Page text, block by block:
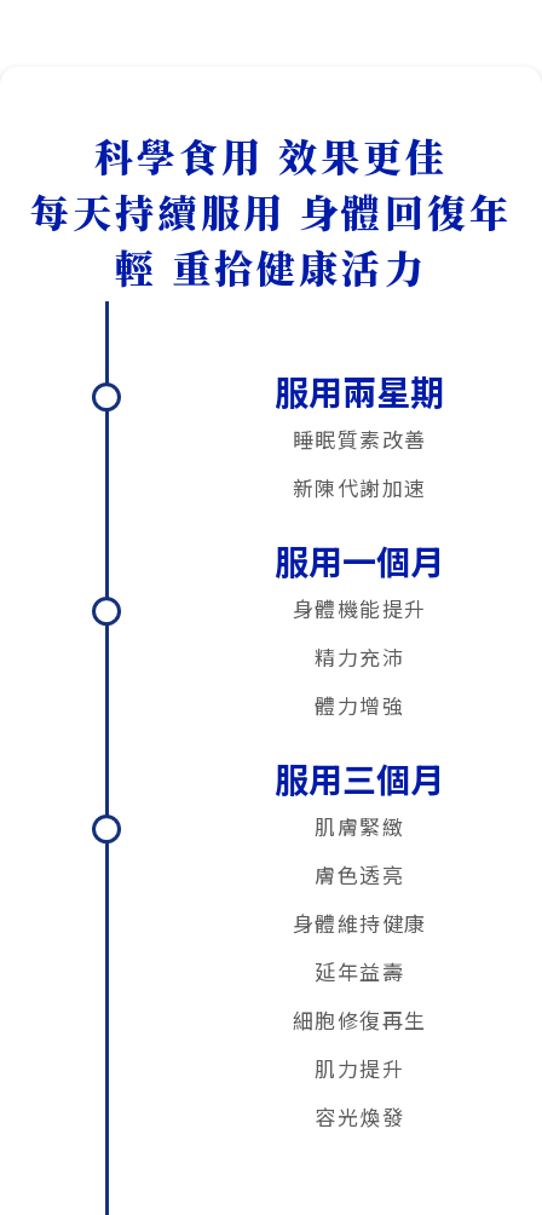
科學食用 效果更佳
每天持續服用 身體回復年
輕 重拾健康活力
服用兩星期
睡眠質素改善
新陳代謝加速
服用一個月
身體機能提升
精力充沛
體力增強
服用三個月
肌膚緊緻
膚色透亮
身體維持健康
延年益壽
細胞修復再生
肌力提升
容光煥發